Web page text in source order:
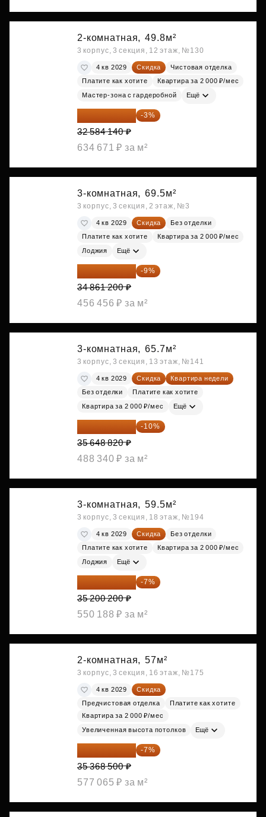
2-комнатная, 49.8м²
3 корпус, 3 секция, 12 этаж, №130
4 кв 2029 Скидка
Чистовая отделка
Платите как хотите
Квартира за 2 000 ₽/мес
Мастер-зона с гардеробной Ещё
31 606 616 ₽ -3%
32 584 140 ₽
634 671 ₽ за м²
3-комнатная, 69.5м²
3 корпус, 3 секция, 2 этаж, №3
4 кв 2029 Скидка
Без отделки
Платите как хотите
Квартира за 2 000 ₽/мес
Лоджия Ещё
31 723 692 ₽ -9%
34 861 200 ₽
456 456 ₽ за м²
3-комнатная, 65.7м²
3 корпус, 3 секция, 13 этаж, №141
4 кв 2029 Скидка
Квартира недели
Без отделки
Платите как хотите
Квартира за 2 000 ₽/мес Ещё
32 083 938 ₽ -10%
35 648 820 ₽
488 340 ₽ за м²
3-комнатная, 59.5м²
3 корпус, 3 секция, 18 этаж, №194
4 кв 2029 Скидка
Без отделки
Платите как хотите
Квартира за 2 000 ₽/мес
Лоджия Ещё
32 736 186 ₽ -7%
35 200 200 ₽
550 188 ₽ за м²
2-комнатная, 57м²
3 корпус, 3 секция, 16 этаж, №175
4 кв 2029
Скидка
Предчистовая отделка
Платите как хотите
Квартира за 2 000 ₽/мес
Увеличенная высота потолков Ещё
32 892 705 ₽ -7%
35 368 500 ₽
577 065 ₽ за м²